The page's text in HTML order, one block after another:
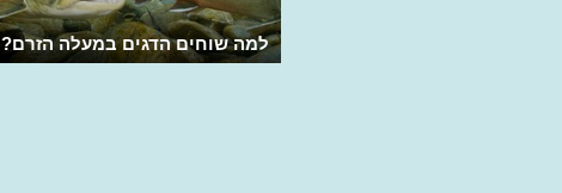
למה שוחים הדגים במעלה הזרם?